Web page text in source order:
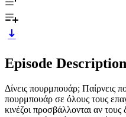
Episode Description
Δίνεις πουρμπουάρ; Παίρνεις
πουρμπουάρ σε όλους τους
κινέζοι προσβάλλονται αν